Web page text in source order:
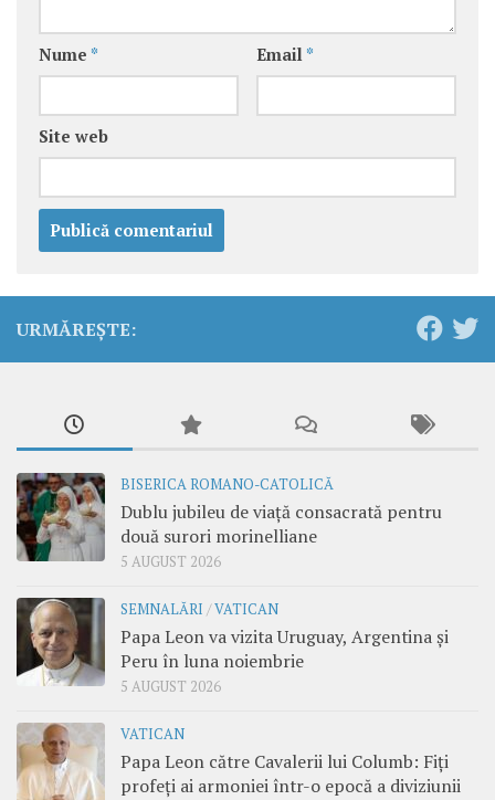
Nume * Email *
Site web
URMĂREȘTE:
BISERICA ROMANO-CATOLICĂ
Dublu jubileu de viață consacrată pentru
două surori morinelliane
5 AUGUST 2026
SEMNALĂRI /VATICAN
Papa Leon va vizita Uruguay, Argentina și
Peru în luna noiembrie
5 AUGUST 2026
VATICAN
Papa Leon către Cavalerii lui Columb: Fiți
profeți ai armoniei într-o epocă a diviziunii